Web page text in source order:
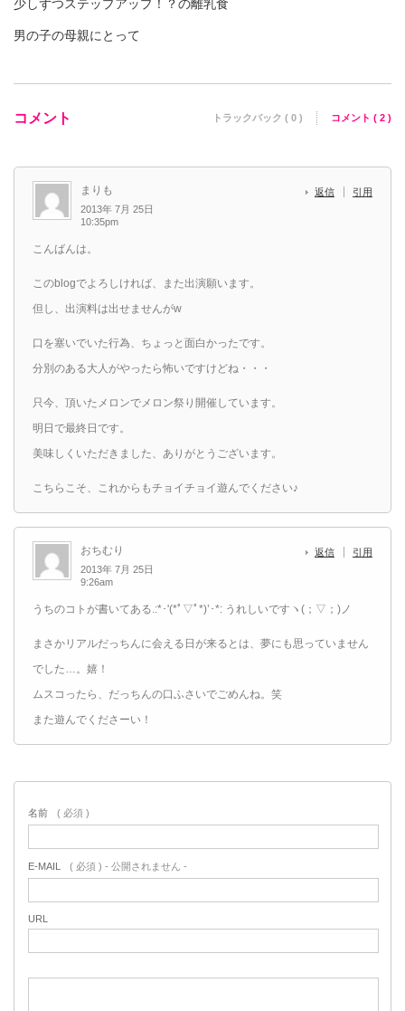
少しずつステップアップ！？の離乳食
男の子の母親にとって
コメント トラックバック ( 0 ) コメント ( 2 )
まりも
2013年 7月 25日
10:35pm
返信 引用
こんばんは。
このblogでよろしければ、また出演願います。
但し、出演料は出せませんがw
口を塞いでいた行為、ちょっと面白かったです。
分別のある大人がやったら怖いですけどね・・・
只今、頂いたメロンでメロン祭り開催しています。
明日で最終日です。
美味しくいただきました、ありがとうございます。
こちらこそ、これからもチョイチョイ遊んでください♪
おちむり
2013年 7月 25日
9:26am
返信 引用
うちのコトが書いてある.:*･'(*ﾟ▽ﾟ*)’･*: うれしいですヽ(；▽；)ノ
まさかリアルだっちんに会える日が来るとは、夢にも思っていません
でした…。嬉！
ムスコったら、だっちんの口ふさいでごめんね。笑
また遊んでくださーい！
名前 ( 必須 )
E-MAIL ( 必須 ) - 公開されません -
URL